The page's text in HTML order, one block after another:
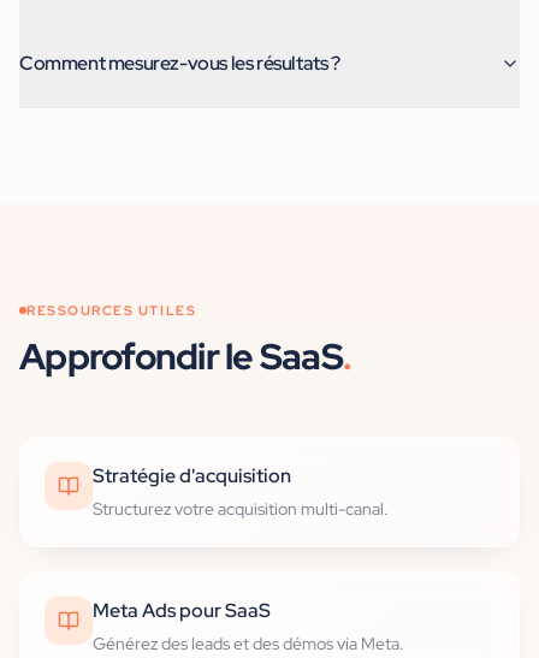
Comment mesurez-vous les résultats ?
RESSOURCES UTILES
Approfondirle SaaS.
Stratégie d'acquisition
Structurez votre acquisition multi-canal.
Meta Ads pour SaaS
Générez des leads et des démos via Meta.